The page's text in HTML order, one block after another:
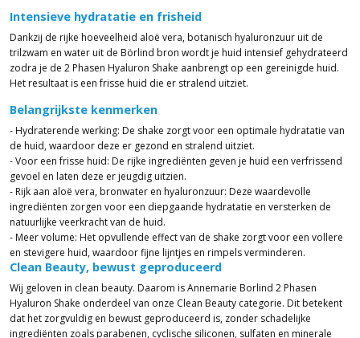
Intensieve hydratatie en frisheid
Dankzij de rijke hoeveelheid aloë vera, botanisch hyaluronzuur uit de
trilzwam en water uit de Börlind bron wordt je huid intensief gehydrateerd
zodra je de 2 Phasen Hyaluron Shake aanbrengt op een gereinigde huid.
Het resultaat is een frisse huid die er stralend uitziet.
Belangrijkste kenmerken
- Hydraterende werking: De shake zorgt voor een optimale hydratatie van
de huid, waardoor deze er gezond en stralend uitziet.
- Voor een frisse huid: De rijke ingrediënten geven je huid een verfrissend
gevoel en laten deze er jeugdig uitzien.
- Rijk aan aloë vera, bronwater en hyaluronzuur: Deze waardevolle
ingrediënten zorgen voor een diepgaande hydratatie en versterken de
natuurlijke veerkracht van de huid.
- Meer volume: Het opvullende effect van de shake zorgt voor een vollere
en stevigere huid, waardoor fijne lijntjes en rimpels verminderen.
Clean Beauty, bewust geproduceerd
Wij geloven in clean beauty. Daarom is Annemarie Borlind 2 Phasen
Hyaluron Shake onderdeel van onze Clean Beauty categorie. Dit betekent
dat het zorgvuldig en bewust geproduceerd is, zonder schadelijke
ingrediënten zoals parabenen, cyclische siliconen, sulfaten en minerale